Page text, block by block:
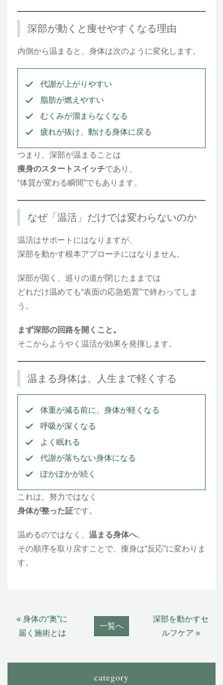
深部が動くと痩せやすくなる理由
内側から温まると、身体は次のように変化します。
代謝が上がりやすい
脂肪が燃えやすい
むくみが溜まらなくなる
疲れが抜け、動ける身体に戻る
つまり、深部が温まることは
痩身のスタートスイッチであり、
“体質が変わる瞬間”でもあります。
なぜ「温活」だけでは変わらないのか
温活はサポートにはなりますが、
深部を動かす根本アプローチにはなりません。
深部が固く、巡りの道が閉じたままでは
どれだけ温めても“表面の応急処置”で終わってしま
う。
まず深部の回路を開くこと。
そこからようやく温活が効果を発揮します。
温まる身体は、人生まで軽くする
体重が減る前に、身体が軽くなる
呼吸が深くなる
よく眠れる
代謝が落ちない身体になる
ぽかぽかが続く
これは、努力ではなく
身体が整った証です。
温めるのではなく、 温まる身体へ。
その順序を取り戻すことで、痩身は“反応”に変わりま
す。
« 身体の“奥”に
届く施術とは
一覧へ
深部を動かすセ
ルフケア »
category